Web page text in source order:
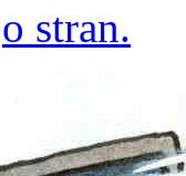
stran.